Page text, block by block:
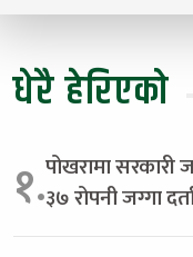
धेरै हेरिएको
१.पोखरामा सरकारी
३७ रोपनी जग्गा